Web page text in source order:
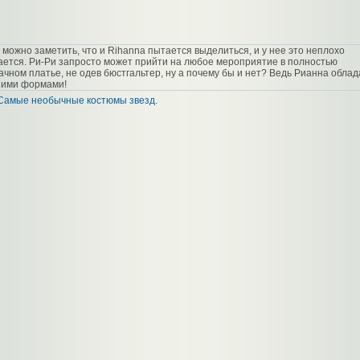
можно заметить, что и Rihanna пытается выделиться, и у нее это неплохо
Ри-Ри запросто может прийти на любое мероприятие в полностью
платье, не одев бюстгальтер, ну а почему бы и нет? Ведь Рианна
формами!